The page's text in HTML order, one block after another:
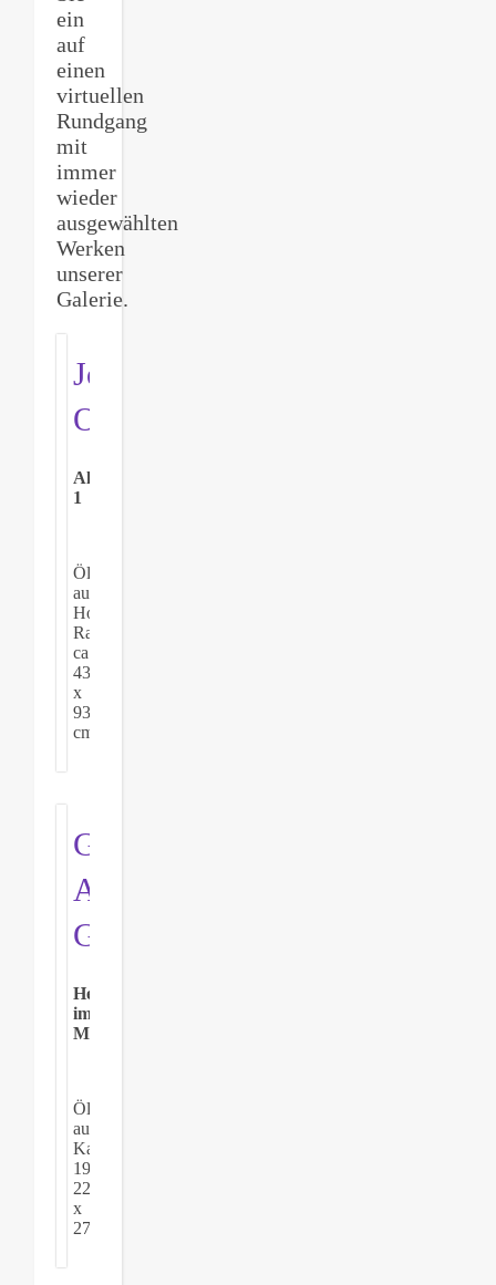
ein
auf
einen
virtuellen
Rundgang
mit
immer
wieder
ausgewählten
Werken
unserer
Galerie.
Joachim
Oberländer
Alpenpanorama
1
Öl
auf
Holz,
Rahmenmaß
ca.
43
x
93
cm.
Georg
Arnold-
Grabone
Herbst
im
Moos
Öl
auf
Karton,
1971,
22
x
27,5